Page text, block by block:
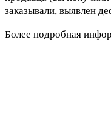
заказывали, выявлен
Более подробная